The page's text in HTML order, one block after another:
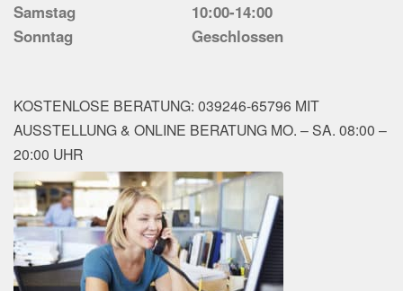
Samstag
10:00-14:00
Sonntag
Geschlossen
KOSTENLOSE BERATUNG: 039246-65796 MIT
AUSSTELLUNG & ONLINE BERATUNG MO. – SA. 08:00 –
20:00 UHR